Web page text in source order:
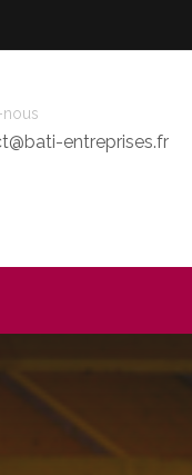
nous
entreprises.fr